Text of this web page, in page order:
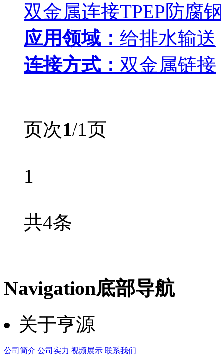
双金属连接TPEP防腐
应用领域： 给排水输送
连接方式： 双金属链接
页次1/1页
1
共4条
Navigation底部导航
关于亨源
公司简介 公司实力 视频展示 联系我们